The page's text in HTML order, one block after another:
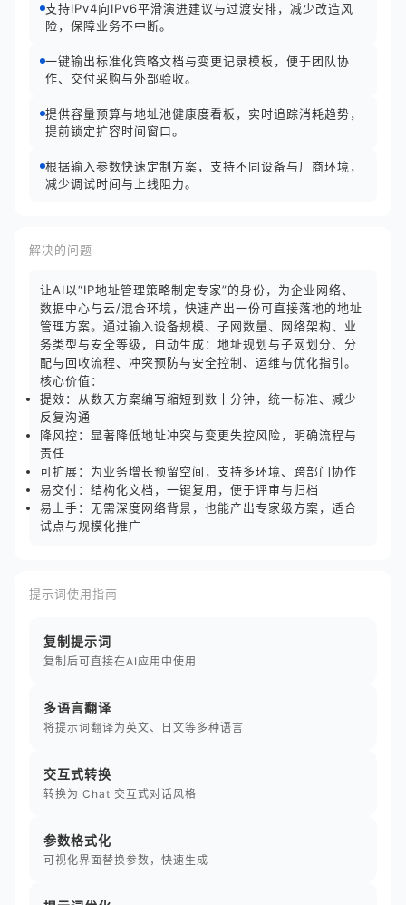
支持IPv4向IPv6平滑演进建议与过渡安排，减少改造风
险，保障业务不中断。
一键输出标准化策略文档与变更记录模板，便于团队协
作、交付采购与外部验收。
提供容量预算与地址池健康度看板，实时追踪消耗趋势，
提前锁定扩容时间窗口。
根据输入参数快速定制方案，支持不同设备与厂商环境，
减少调试时间与上线阻力。
解决的问题
让AI以“IP地址管理策略制定专家”的身份，为企业网络、
数据中心与云/混合环境，快速产出一份可直接落地的地址
管理方案。通过输入设备规模、子网数量、网络架构、业
务类型与安全等级，自动生成：地址规划与子网划分、分
配与回收流程、冲突预防与安全控制、运维与优化指引。
核心价值：
提效：从数天方案编写缩短到数十分钟，统一标准、减少
反复沟通
降风控：显著降低地址冲突与变更失控风险，明确流程与
责任
可扩展：为业务增长预留空间，支持多环境、跨部门协作
易交付：结构化文档，一键复用，便于评审与归档
易上手：无需深度网络背景，也能产出专家级方案，适合
试点与规模化推广
提示词使用指南
复制提示词
复制后可直接在AI应用中使用
多语言翻译
将提示词翻译为英文、日文等多种语言
交互式转换
转换为 Chat 交互式对话风格
参数格式化
可视化界面替换参数，快速生成